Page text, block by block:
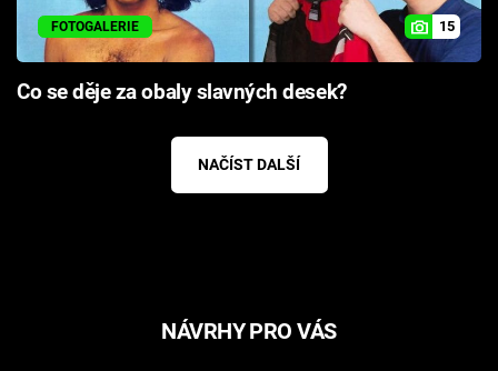
FOTOGALERIE 15
Co se děje za obaly slavných desek?
NAČÍST DALŠÍ
NÁVRHY PRO VÁS